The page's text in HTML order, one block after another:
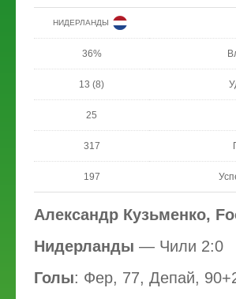
НИДЕРЛАНДЫ
36%
13 (8)
25
317
197
Александр Кузьменко,
Нидерланды — Чили 2:0
Голы: Фер, 77, Депай,